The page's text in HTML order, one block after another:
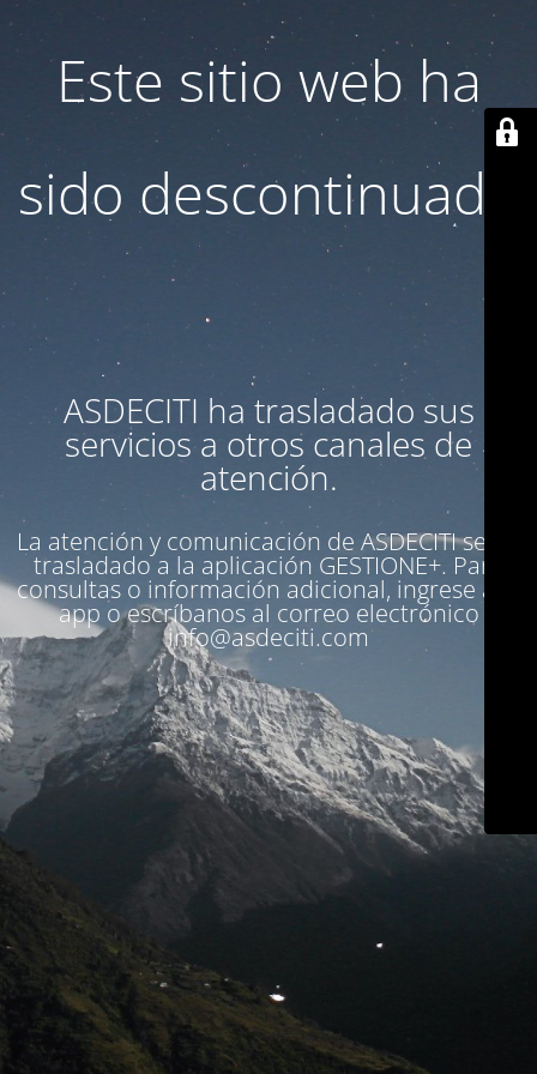
Este sitio web ha
sido descontinuado
ASDECITI ha trasladado sus
servicios a otros canales de
atención.
La atención y comunicación de ASDECITI se ha
trasladado a la aplicación GESTIONE+. Para
consultas o información adicional, ingrese a la
app o escríbanos al correo electrónico
info@asdeciti.com